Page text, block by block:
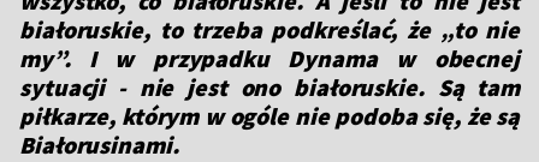
białoruskie, to trzeba podkreślać, że „to nie
my”. I w przypadku Dynama w obecnej
sytuacji - nie jest ono białoruskie. Są tam
piłkarze, którym w ogóle nie podoba się, że są
Białorusinami.